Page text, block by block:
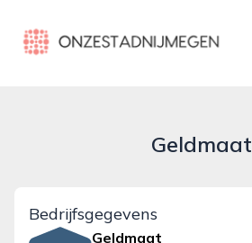
onzestadnijmegen.nl
Geldmaat
Bedrijfsgegevens
Geldmaat